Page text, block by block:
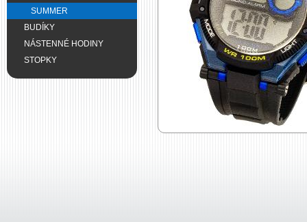
SUMMER
BUDÍKY
NÁSTENNÉ HODINY
STOPKY